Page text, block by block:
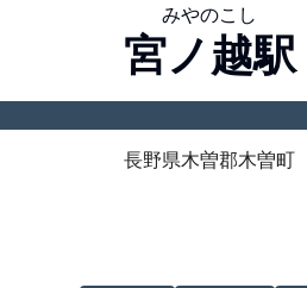
みやのこし
宮ノ越駅
長野県木曽郡木曽町